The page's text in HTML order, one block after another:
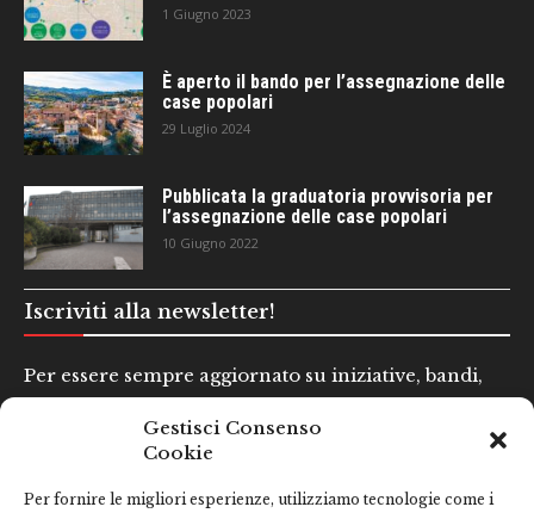
Gestisci Consenso
Cookie
Per fornire le migliori esperienze, utilizziamo tecnologie come i
1 Giugno 2023
È aperto il bando per l’assegnazione delle
case popolari
29 Luglio 2024
Pubblicata la graduatoria provvisoria per
l’assegnazione delle case popolari
10 Giugno 2022
Iscriviti alla newsletter!
Per essere sempre aggiornato su iniziative, bandi,